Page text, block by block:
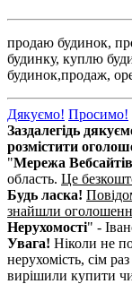
продаю будинок,
будинку, куплю
будинок,продаж,
Дякуємо! Просимо!
Заздалегідь
розмістити
"Мережа
область. Це
Будь ласка!
знайшли
Нерухомості" -
Увага! Ніколи не
нерухомість, сім
вирішили купити